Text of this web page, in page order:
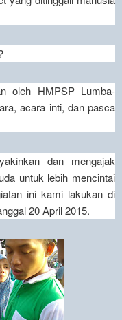
oleh HMPSP Lumba-
acara inti, dan pasca
dan mengajak
untuk lebih mencintai
ini kami lakukan di
20 April 2015.